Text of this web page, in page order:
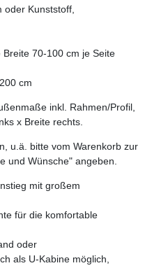
oder Kunststoff,
Breite 70-100 cm je Seite
cm
inkl. Rahmen/Profil,
x Breite rechts.
u.ä. bitte vom Warenkorb zur
und Wünsche" angeben.
mit großem
für die komfortable
oder
als U-Kabine möglich,